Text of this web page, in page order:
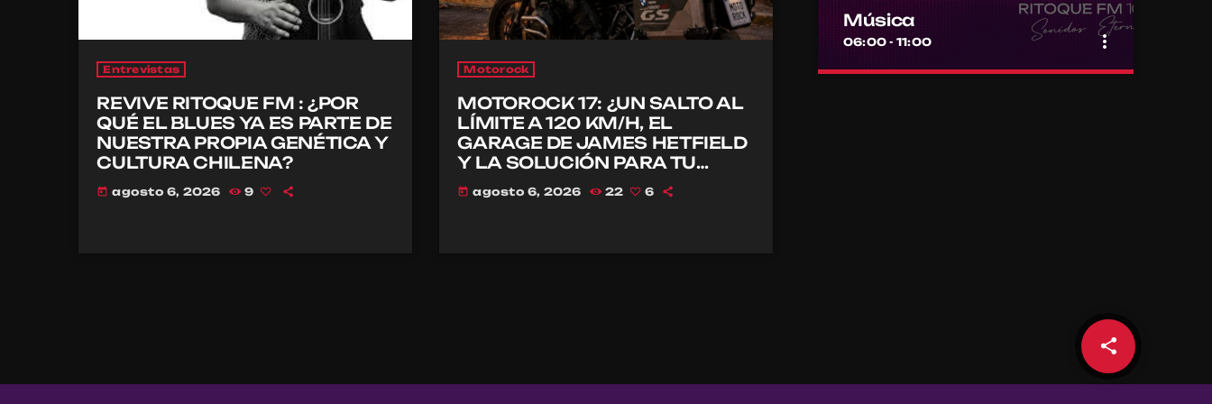
share
email
Entrevistas
REVIVE RITOQUE FM : ¿POR
QUÉ EL BLUES YA ES PARTE DE
NUESTRA PROPIA GENÉTICA Y
CULTURA CHILENA?
today agosto 6, 2026 9
Motorock
MOTOROCK 17: ¿UN SALTO AL
LÍMITE A 120 KM/H, EL
GARAGE DE JAMES HETFIELD
Y LA SOLUCIÓN PARA TU
CASCO?
today agosto 6, 2026 22 6
Música
06:00 - 11:00 more_vert